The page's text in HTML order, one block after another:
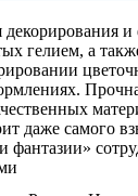
декорирования
гелием, а
даже самого